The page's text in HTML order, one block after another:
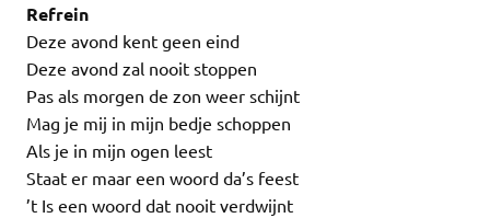
Refrein
Deze avond kent geen eind
Deze avond zal nooit stoppen
Pas als morgen de zon weer schijnt
Mag je mij in mijn bedje schoppen
Als je in mijn ogen leest
Staat er maar een woord da’s feest
’t Is een woord dat nooit verdwijnt